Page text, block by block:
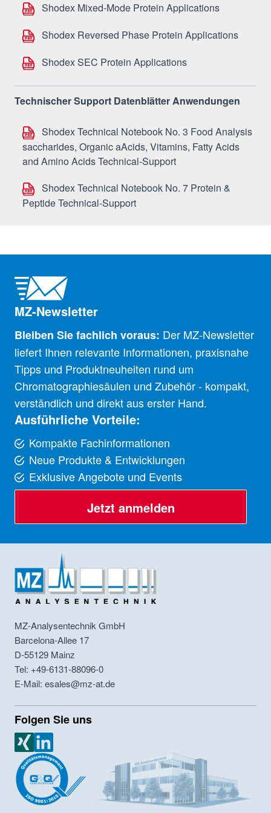
Shodex Mixed-Mode Protein Applications
Shodex Reversed Phase Protein Applications
Shodex SEC Protein Applications
Technischer Support Datenblätter Anwendungen
Shodex Technical Notebook No. 3 Food Analysis
saccharides, Organic aAcids, Vitamins, Fatty Acids
and Amino Acids Technical-Support
Shodex Technical Notebook No. 7 Protein &
Peptide Technical-Support
MZ-Newsletter
Bleiben Sie fachlich voraus: Der MZ-Newsletter
liefert Ihnen relevante Informationen, praxisnahe
Tipps und Produktneuheiten rund um
Chromatographiesäulen und Zubehör - kompakt,
verständlich und direkt aus erster Hand.
Ausführliche Vorteile:
Kompakte Fachinformationen
Neue Produkte & Entwicklungen
Exklusive Angebote und Events
Jetzt anmelden
MZ-Analysentechnik GmbH
Barcelona-Allee 17
D-55129 Mainz
Tel: +49-6131-88096-0
E-Mail: esales@mz-at.de
Folgen Sie uns
MZ Analysentechnik Xing
MZ Analysentechnik LinkedIn